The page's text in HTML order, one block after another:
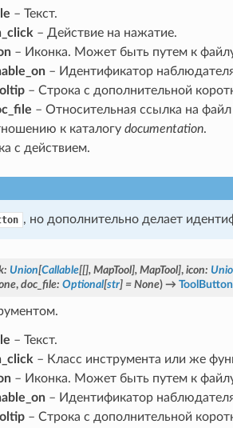
– Текст.
– Действие на нажатие.
– Иконка. Может быть путем к
– Идентификатор
– Строка с дополнительной
– Относительная ссылка на
к каталогу documentation.
с действием.
, но дополнительно делает
: Union[Callable[[], MapTool], MapTool], icon:
, doc_file: Optional[str] = None) → ToolButton
– Текст.
– Класс инструмента или же
– Иконка. Может быть путем к
– Идентификатор
– Строка с дополнительной